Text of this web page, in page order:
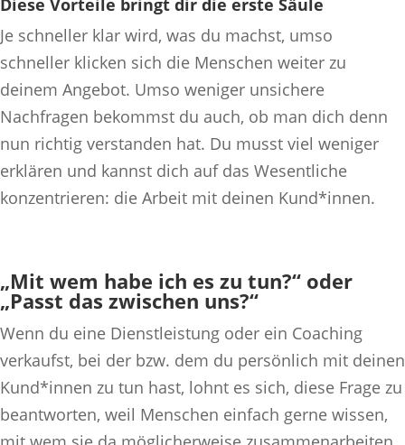
Je schneller klar wird, was du machst, umso
schneller klicken sich die Menschen weiter zu
deinem Angebot. Umso weniger unsichere
Nachfragen bekommst du auch, ob man dich denn
nun richtig verstanden hat. Du musst viel weniger
erklären und kannst dich auf das Wesentliche
konzentrieren: die Arbeit mit deinen Kund*innen.
„Mit wem habe ich es zu tun?“ oder
„Passt das zwischen uns?“
Wenn du eine Dienstleistung oder ein Coaching
verkaufst, bei der bzw. dem du persönlich mit deinen
Kund*innen zu tun hast, lohnt es sich, diese Frage zu
beantworten, weil Menschen einfach gerne wissen,